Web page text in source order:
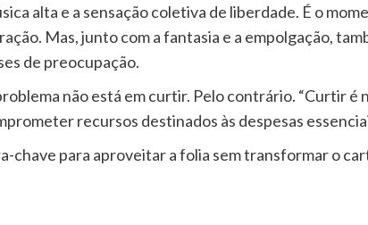
alta e a sensação coletiva de liberdade. É o
Mas, junto com a fantasia e a empolgação,
de preocupação.
não está em curtir. Pelo contrário. “Curtir é
recursos destinados às despesas
chave para aproveitar a folia sem transformar o